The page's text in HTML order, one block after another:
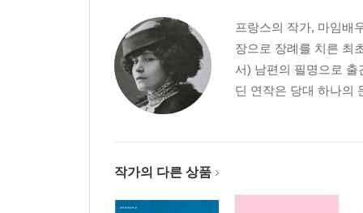
프랑스의 작가, 마임배
장으로 장례를 치른 최
서) 남편의 필명으로
딘 연작은 당대 하나의
작가의 다른 상품